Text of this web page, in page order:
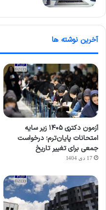
آخرین نوشته ها
آزمون دکتری ۱۴۰۵ زیر سایه
امتحانات پایان‌ترم؛ درخواست
جمعی برای تغییر تاریخ
17 دی 1404